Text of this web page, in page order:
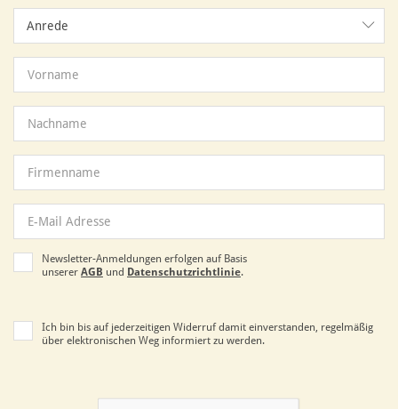
Anrede
Anrede
Newsletter-Anmeldungen erfolgen auf Basis
unserer AGB und Datenschutzrichtlinie.
Ich bin bis auf jederzeitigen Widerruf damit einverstanden, regelmäßig
über elektronischen Weg informiert zu werden.